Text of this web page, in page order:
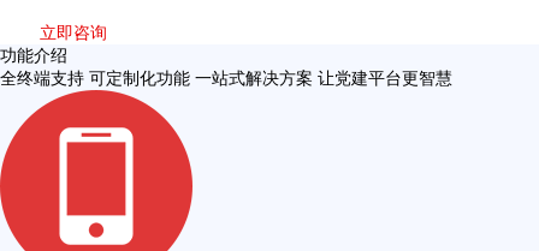
立即咨询
功能介绍
全终端支持 可定制化功能 一站式解决方案 让党建平台更智慧